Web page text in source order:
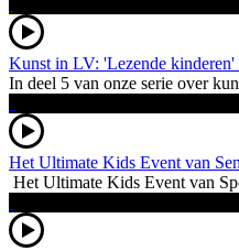
Kunst in LV: 'Lezende
In deel 5 van onze serie over
Het Ultimate Kids Event van
Het Ultimate Kids Event van